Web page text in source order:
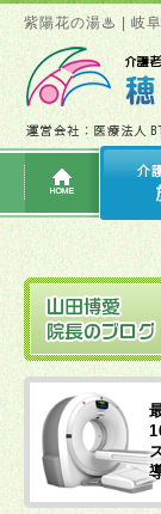
紫陽花の湯♨ | 岐阜